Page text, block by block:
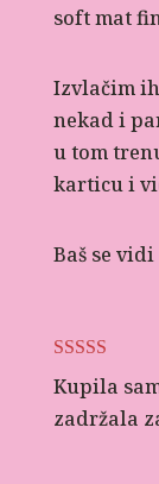
soft mat
Izvlačim ih
nekad i
u tom
karticu i
Baš se
Ocijenjeno
od 5
Kupila
zadržala